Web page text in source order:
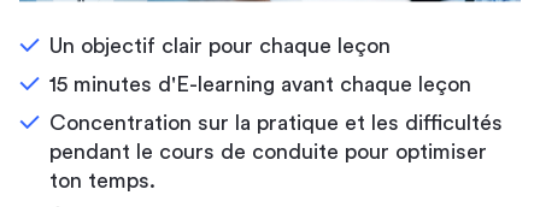
Un objectif clair pour chaque leçon
15 minutes d'E-learning avant chaque leçon
Concentration sur la pratique et les difficultés
pendant le cours de conduite pour optimiser
ton temps.